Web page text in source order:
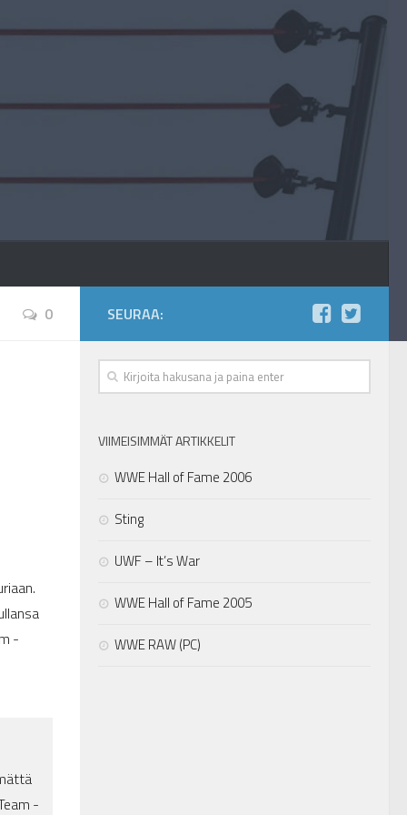
0
-
-
SEURAA:
VIIMEISIMMÄT ARTIKKELIT
WWE Hall of Fame 2006
Sting
UWF – It’s War
WWE Hall of Fame 2005
WWE RAW (PC)